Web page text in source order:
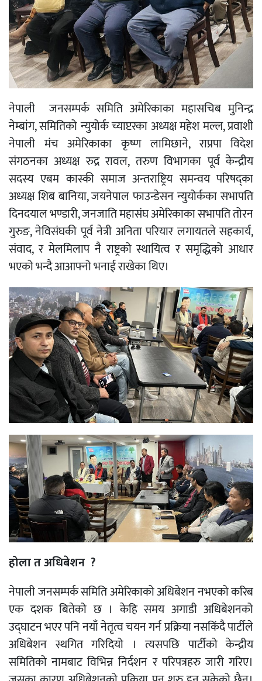
नेपाली जनसम्पर्क समिति अमेरिकाका महासचिब मुनिन्द्र
नेम्बांग, समितिको न्युयोर्क च्याप्टरका अध्यक्ष महेश मल्ल, प्रवाशी
नेपाली मंच अमेरिकाका कृष्ण लामिछाने, राप्रपा विदेश
संगठनका अध्यक्ष रुद्र रावल, तरुण विभागका पूर्व केन्द्रीय
सदस्य एबम कास्की समाज अन्तराष्ट्रिय समन्वय परिषद्का
अध्यक्ष शिब बानिया, जयनेपाल फाउन्डेसन न्युयोर्कका सभापति
दिनदयाल भण्डारी, जनजाति महासंघ अमेरिकाका सभापति तोरन
गुरुङ, नेविसंघकी पूर्व नेत्री अनिता परियार लगायतले सहकार्य,
संवाद, र मेलमिलाप नै राष्ट्रको स्थायित्व र समृद्धिको आधार
भएको भन्दै आआफ्नो भनाई राखेका थिए।
होला त अधिबेशन ?
नेपाली जनसम्पर्क समिति अमेरिकाको अधिबेशन नभएको करिब
एक दशक बितेको छ । केहि समय अगाडी अधिबेशनको
उद्घाटन भएर पनि नयाँ नेतृत्व चयन गर्न प्रक्रिया नसकिंदै पार्टीले
अधिबेशन स्थगित गरिदियो । त्यसपछि पार्टीको केन्द्रीय
समितिको नामबाट विभिन्न निर्दशन र परिपत्रहरु जारी गरिए।